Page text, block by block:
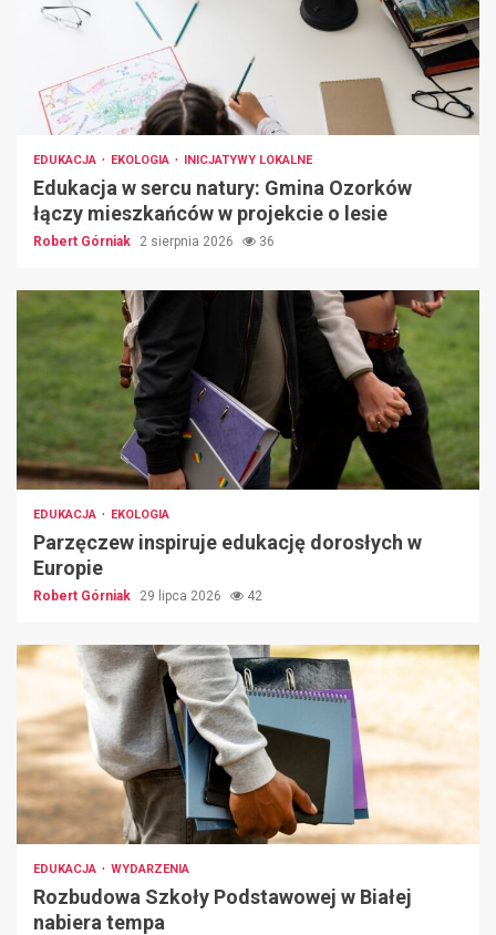
EDUKACJA EKOLOGIA INICJATYWY LOKALNE
Edukacja w sercu natury: Gmina Ozorków
łączy mieszkańców w projekcie o lesie
Robert Górniak 2 sierpnia 2026 36
EDUKACJA EKOLOGIA
Parzęczew inspiruje edukację dorosłych w
Europie
Robert Górniak 29 lipca 2026 42
EDUKACJA WYDARZENIA
Rozbudowa Szkoły Podstawowej w Białej
nabiera tempa